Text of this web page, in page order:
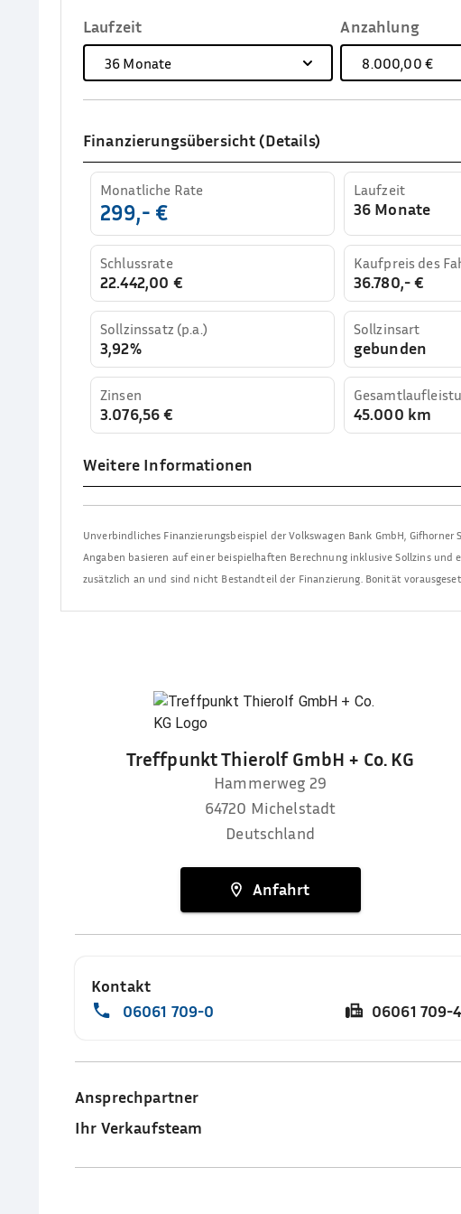
Laufzeit
36 Monate
Anzahlung
8.000,00 €
Finanzierungsübersicht (Details)
Monatliche Rate
299,- €
Laufzeit
36 Monate
Schlussrate
22.442,00 €
Kaufpreis des
36.780,- €
Sollzinssatz (p.a.)
3,92%
Sollzinsart
gebunden
Zinsen
3.076,56 € 45.000 km
Weitere Informationen
Unverbindliches Finanzierungsbeispiel derVolkswagen Bank GmbH Gifhorner
Angaben basieren auf einer beispielhaften Berechnung inklusive Sollzins
zusätzlich an und sind nicht Bestandteil der Finanzierung. Bonität
Treffpunkt Thierolf GmbH + Co. KG
Hammerweg 29
64720 Michelstadt
Deutschland
Anfahrt
Kontakt
06061 709-0
06061 709-
Ansprechpartner
Ihr Verkaufsteam